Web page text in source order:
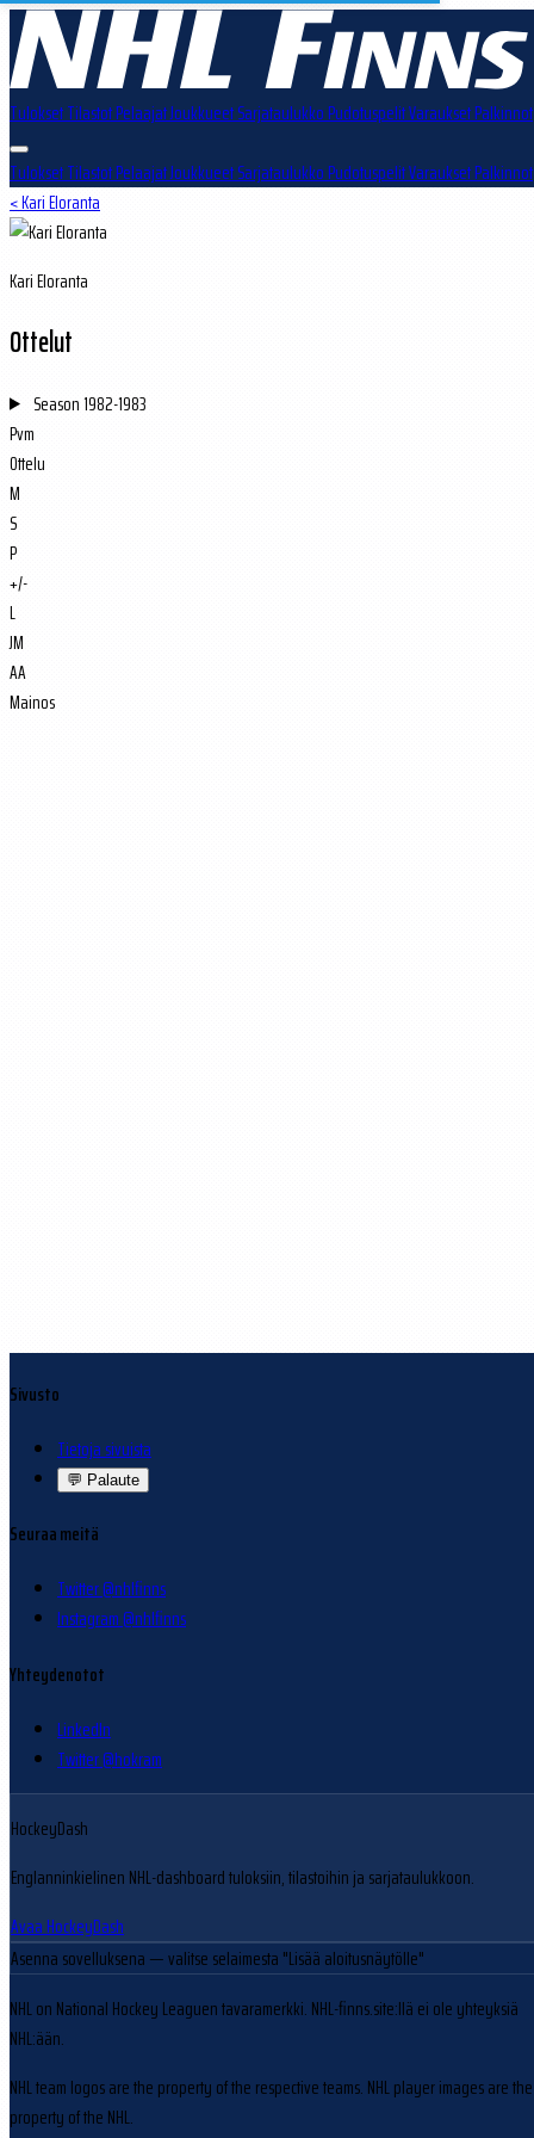
TuloksetTilastotPelaajatJoukkueetSarjataulukkoPudotuspelitVarauksetPalkinnot
TuloksetTilastotPelaajatJoukkueetSarjataulukkoPudotuspelitVarauksetPalkinnot
< Kari Eloranta
Kari Eloranta
Ottelut
Season1982-1983
Pvm
Ottelu
M
S
P
+/-
L
JM
AA
Mainos
Sivusto
Tietoja sivuista
💬 Palaute
Seuraa meitä
Twitter @nhlfinns
Instagram @nhlfinns
Yhteydenotot
LinkedIn
Twitter @hokram
HockeyDash
Englanninkielinen NHL-dashboard tuloksiin, tilastoihin ja sarjataulukkoon.
Avaa HockeyDash
Asenna sovelluksena — valitse selaimesta "Lisää aloitusnäytölle"
NHL on National Hockey Leaguen tavaramerkki. NHL-finns.site:llä ei ole yhteyksiä
NHL:ään.
NHL team logos are the property of the respective teams. NHL player images are the
property of the NHL.